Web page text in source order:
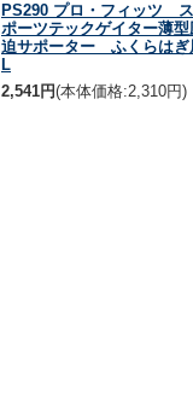
PS290 プロ・フィッツ ス
ポーツテックゲイター薄型
迫サポーター ふくらはぎ
L
2,541円(本体価格:2,310円)